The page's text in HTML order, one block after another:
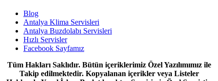
Blog
Antalya Klima Servisleri
Antalya Buzdolabı Servisleri
Hızlı Servisler
Facebook Sayfamız
Tüm Hakları Saklıdır. Bütün içeriklerimiz Özel Yazılımımız ile
Takip edilmektedir. Kopyalanan içerikler veya Listeler